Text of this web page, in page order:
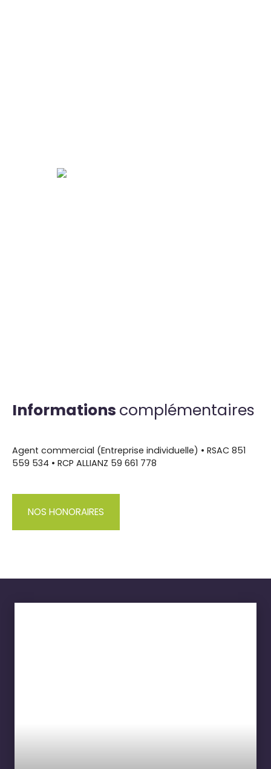
Informations complémentaires
Agent commercial (Entreprise individuelle) • RSAC 851
559 534 • RCP ALLIANZ 59 661 778
NOS HONORAIRES